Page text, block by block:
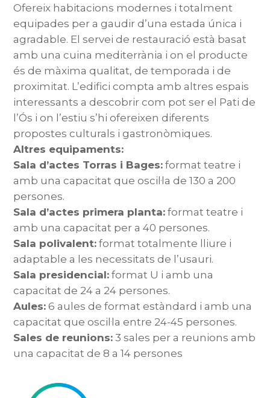
Ofereix habitacions modernes i totalment
equipades per a gaudir d’una estada única i
agradable. El servei de restauració està basat
amb una cuina mediterrània i on el producte
és de màxima qualitat, de temporada i de
proximitat. L’edifici compta amb altres espais
interessants a descobrir com pot ser el Pati de
l’Ós i on l’estiu s’hi ofereixen diferents
propostes culturals i gastronòmiques.
Altres equipaments:
Sala d’actes Torras i Bages: format teatre i
amb una capacitat que oscil·la de 130 a 200
persones.
Sala d’actes primera planta: format teatre i
amb una capacitat per a 40 persones.
Sala polivalent: format totalmente lliure i
adaptable a les necessitats de l’usauri.
Sala presidencial: format U i amb una
capacitat de 24 a 24 persones.
Aules: 6 aules de format estàndard i amb una
capacitat que oscil·la entre 24-45 persones.
Sales de reunions: 3 sales per a reunions amb
una capacitat de 8 a 14 persones